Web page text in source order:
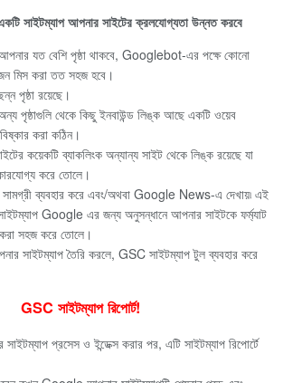
সাইটম্যাপ আপনার সাইটের ক্রলযোগ্যতা উন্নত করবে
যত বেশি পৃষ্ঠা থাকবে, Googlebot-এর পক্ষে কোনো
মিস করা তত সহজ হবে।
পৃষ্ঠা রয়েছে।
পৃষ্ঠাগুলি থেকে কিছু ইনবাউন্ড লিঙ্ক আছে একটি ওয়েব
করা কঠিন।
কয়েকটি ব্যাকলিংক অন্যান্য সাইট থেকে লিঙ্ক রয়েছে যা
করে তোলে।
সামগ্রী ব্যবহার করে এবং/অথবা Google News-এ দেখায়৷ এই
Google এর জন্য অনুসন্ধানে আপনার সাইটকে ফর্ম্যাট
সহজ করে তোলে।
সাইটম্যাপ তৈরি করলে, GSC সাইটম্যাপ টুল ব্যবহার করে
GSC সাইটম্যাপ রিপোর্ট!
প্রসেস ও ইন্ডেক্স করার পর, এটি সাইটম্যাপ রিপোর্টে